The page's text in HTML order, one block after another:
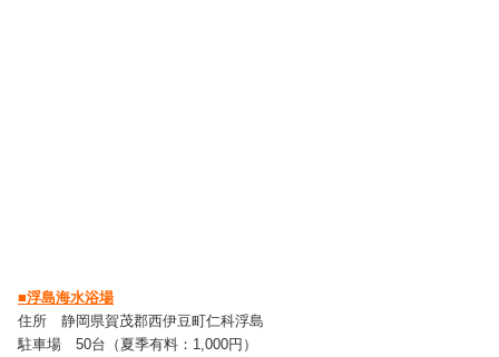
■浮島海水浴場
住所 静岡県賀茂郡西伊豆町仁科浮島
駐車場 50台（夏季有料：1,000円）